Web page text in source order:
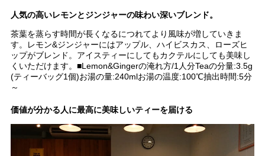
人気の高いレモンとジンジャーの味わい深いブレンド。
茶葉を蒸らす時間が長くなるにつれてより風味が増していきま
す。レモン&ジンジャーにはアップル、ハイビスカス、ローズヒ
ップがブレンド。アイスティーにしてもカクテルにしても美味し
くいただけます。■Lemon&Gingerの淹れ方/1人分Teaの分量:3.5g
(ティーバッグ1個)お湯の量:240mlお湯の温度:100℃抽出時間:5分
～
価値が分かる人に最高に美味しいティーを届ける